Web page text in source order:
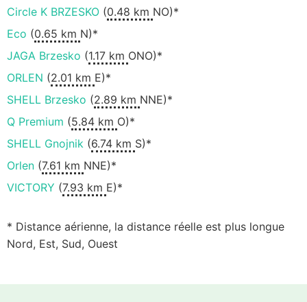
Circle K BRZESKO (0.48 km NO)*
Eco (0.65 km N)*
JAGA Brzesko (1.17 km ONO)*
ORLEN (2.01 km E)*
SHELL Brzesko (2.89 km NNE)*
Q Premium (5.84 km O)*
SHELL Gnojnik (6.74 km S)*
Orlen (7.61 km NNE)*
VICTORY (7.93 km E)*
* Distance aérienne, la distance réelle est plus longue
Nord, Est, Sud, Ouest